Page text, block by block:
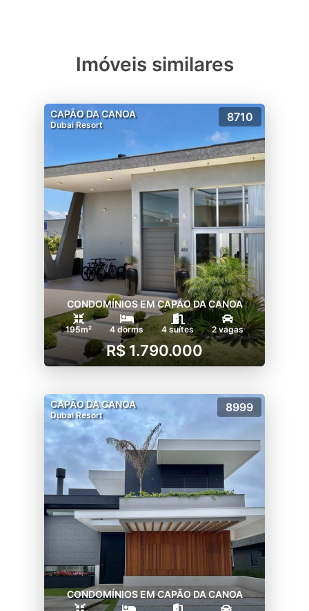
Imóveis similares
CAPÃO DA CANOA
Dubai Resort
8710
CONDOMÍNIOS EM CAPÃO DA CANOA
195m² 4 dorms 4 suítes 2 vagas
R$ 1.790.000
CAPÃO DA CANOA
Dubai Resort
8999
CONDOMÍNIOS EM CAPÃO DA CANOA